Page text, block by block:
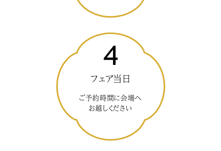
4
フェア当日
ご予約時間に会場へ
お越しください